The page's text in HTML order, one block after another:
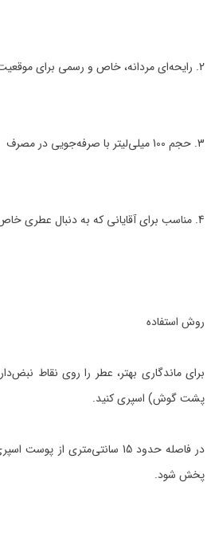
2. رایحه‌ای مردانه، خاص و رسمی برای موقعیت‌های کاری و مهمانی‌ها
3. حجم 100 میلی‌لیتر با صرفه‌جویی در مصرف
4. مناسب برای آقایانی که به دنبال عطری خاص و متفاوت هستند
روش استفاده
برای ماندگاری بهتر، عطر را روی نقاط
پشت گوش) اسپری کنید.
در فاصله حدود 15 سانتی‌متری از
پخش شود.